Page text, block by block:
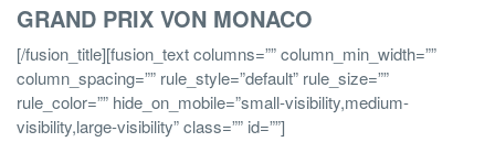
GRAND PRIX VON MONACO
[/fusion_title][fusion_text columns=”” column_min_width=””
column_spacing=”” rule_style=”default” rule_size=””
rule_color=”” hide_on_mobile=”small-visibility,medium-
visibility,large-visibility” class=”” id=””]